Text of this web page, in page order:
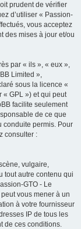
prudent de vérifier
d’utiliser « Passion-
vous acceptez
des mises à jour et/ou
par « ils », « eux »,
Limited »,
sous la licence «
« GPL ») et qui peut
facilite seulement
de ce que
conduite permis. Pour
consulter :
vulgaire,
tout autre contenu qui
GTO - Le
vous mener à un
à votre fournisseur
IP de tous les
de ces conditions.